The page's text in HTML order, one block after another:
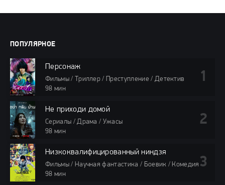
ПОПУЛЯРНОЕ
Персонаж
Фильмы / Триллер / Преступление / Детектив
98 мин
Не приходи домой
Сериалы / Драма / Ужасы
98 мин
Низкоквалифицированный ниндзя
Фильмы / Научная фантастика / Боевик / Комедия
98 мин